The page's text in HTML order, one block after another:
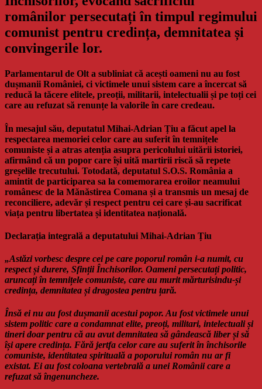
românilor persecutați în timpul regimului
comunist pentru credința, demnitatea și
convingerile lor.
Parlamentarul de Olt a subliniat că acești oameni nu au fost
dușmanii României, ci victimele unui sistem care a încercat să
reducă la tăcere elitele, preoții, militarii, intelectualii și pe toți cei
care au refuzat să renunțe la valorile în care credeau.
În mesajul său, deputatul Mihai-Adrian Țiu a făcut apel la
respectarea memoriei celor care au suferit în temnițele
comuniste și a atras atenția asupra pericolului uitării istoriei,
afirmând că un popor care își uită martirii riscă să repete
greșelile trecutului. Totodată, deputatul S.O.S. România a
amintit de participarea sa la comemorarea eroilor neamului
românesc de la Mănăstirea Comana și a transmis un mesaj de
reconciliere, adevăr și respect pentru cei care și-au sacrificat
viața pentru libertatea și identitatea națională.
Declarația integrală a deputatului Mihai-Adrian Țiu
„Astăzi vorbesc despre cei pe care poporul român i-a numit, cu
respect și durere, Sfinții Închisorilor. Oameni persecutați politic,
aruncați în temnițele comuniste, care au murit mărturisindu-și
credința, demnitatea și dragostea pentru țară.
Însă ei nu au fost dușmanii acestui popor. Au fost victimele unui
sistem politic care a condamnat elite, preoți, militari, intelectuali și
tineri doar pentru că au avut demnitatea să gândească liber și să
își apere credința. Fără jertfa celor care au suferit în închisorile
comuniste, identitatea spirituală a poporului român nu ar fi
existat. Ei au fost coloana vertebrală a unei Românii care a
refuzat să îngenuncheze.